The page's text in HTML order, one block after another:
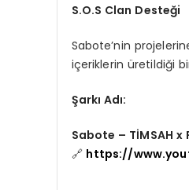
S.O.S Clan Desteği
Sabote’nin
içeriklerin üretildiği
Şarkı Adı:
Sabote – TİMSAH x
🔗 https://